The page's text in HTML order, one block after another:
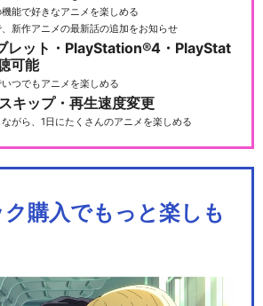
能で好きなアニメを楽しめる
、新作アニメの最新話の追加をお知らせ
レット・PlayStation®4・PlayStat
可能
つでもアニメを楽しめる
キップ・再生速度変更
がら、1日にたくさんのアニメを楽しめる
ク購入でもっと楽しも